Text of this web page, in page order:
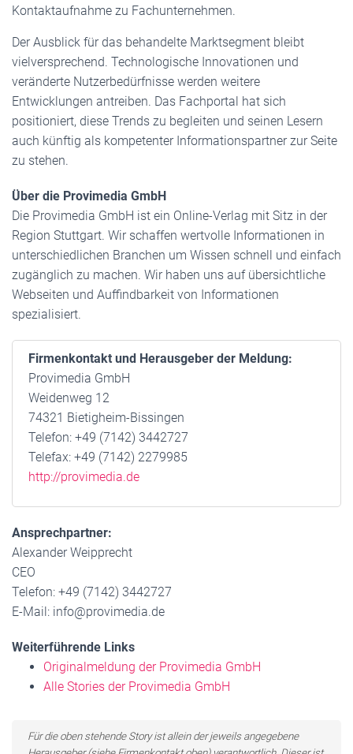
Kontaktaufnahme zu Fachunternehmen.
Der Ausblick für das behandelte Marktsegment bleibt
vielversprechend. Technologische Innovationen und
veränderte Nutzerbedürfnisse werden weitere
Entwicklungen antreiben. Das Fachportal hat sich
positioniert, diese Trends zu begleiten und seinen Lesern
auch künftig als kompetenter Informationspartner zur Seite
zu stehen.
Über die Provimedia GmbH
Die Provimedia GmbH ist ein Online-Verlag mit Sitz in der
Region Stuttgart. Wir schaffen wertvolle Informationen in
unterschiedlichen Branchen um Wissen schnell und einfach
zugänglich zu machen. Wir haben uns auf übersichtliche
Webseiten und Auffindbarkeit von Informationen
spezialisiert.
Firmenkontakt und Herausgeber der Meldung:
Provimedia GmbH
Weidenweg 12
74321 Bietigheim-Bissingen
Telefon: +49 (7142) 3442727
Telefax: +49 (7142) 2279985
http://provimedia.de
Ansprechpartner:
Alexander Weipprecht
CEO
Telefon: +49 (7142) 3442727
E-Mail: info@provimedia.de
Weiterführende Links
Originalmeldung der Provimedia GmbH
Alle Stories der Provimedia GmbH
Für die oben stehende Story ist allein der jeweils angegebene